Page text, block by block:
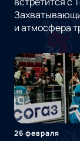
и атмосфера
26 февраля